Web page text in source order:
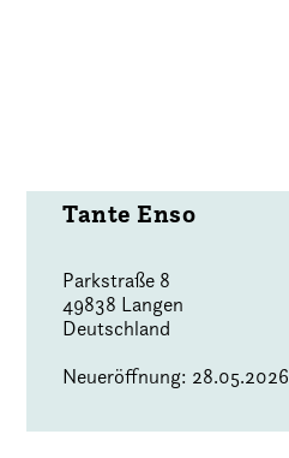
Tante Enso
Parkstraße 8
49838 Langen
Deutschland
Neueröffnung: 28.05.2026